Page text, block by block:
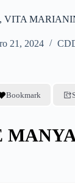
VITA
21, 2024
Bookmark